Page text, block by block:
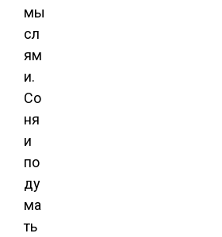
мы
сл
ям
и.
Со
ня
и
по
ду
ма
ть